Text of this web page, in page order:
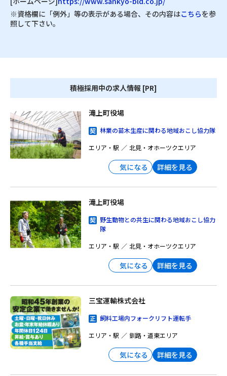
※資格欄に「例外」等の表示がある場合、その内容はこちらを参
照して下さい。
積極採用中の求人情報 [PR]
滝上町役場
林業の苗木生産に関わる地域おこし協力隊
エリア・駅
北見・オホーツクエリア
気になる 詳細を見る
滝上町役場
野生動物との共生に関わる地域おこし協力
隊
エリア・駅
北見・オホーツクエリア
気になる 詳細を見る
三宝運輸株式会社
飼料工場内フォークリフト運転手
エリア・駅
釧路・道東エリア
気になる 詳細を見る